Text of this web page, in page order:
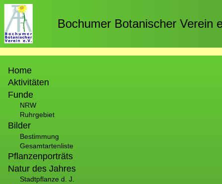
Direkt
zum
Inhalt
Bochumer Botanischer Verein
Home
Aktivitäten
Funde
NRW
Ruhrgebiet
Bilder
Bestimmung
Gesamtartenliste
Pflanzenporträts
Natur des Jahres
Stadtpflanze d. J.